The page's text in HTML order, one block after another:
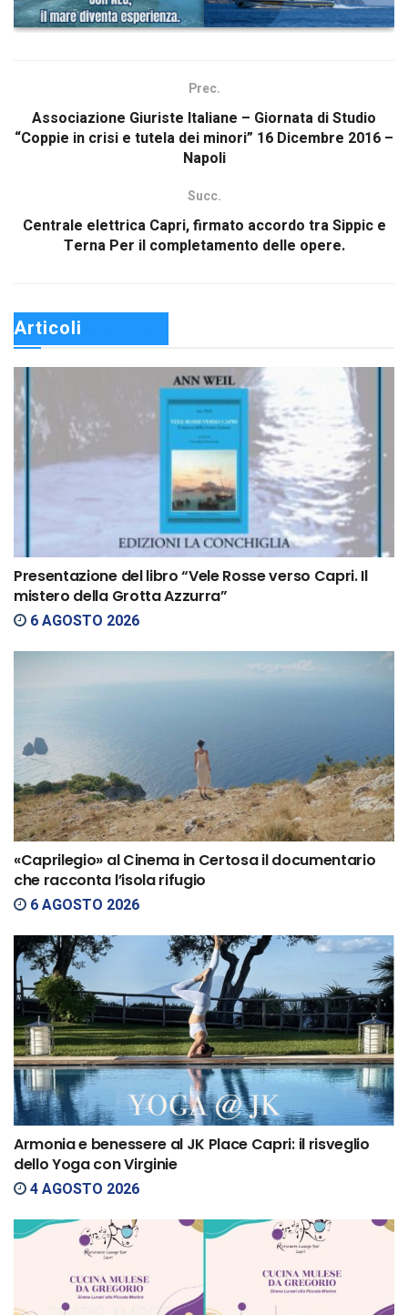
Prec.
Associazione Giuriste Italiane – Giornata di Studio
“Coppie in crisi e tutela dei minori” 16 Dicembre 2016 –
Napoli
Succ.
Centrale elettrica Capri, firmato accordo tra Sippic e
Terna Per il completamento delle opere.
Articoli
Presentazione del libro “Vele Rosse verso Capri. Il
mistero della Grotta Azzurra”
6 AGOSTO 2026
«Caprilegio» al Cinema in Certosa il documentario
che racconta l’isola rifugio
6 AGOSTO 2026
Armonia e benessere al JK Place Capri: il risveglio
dello Yoga con Virginie
4 AGOSTO 2026